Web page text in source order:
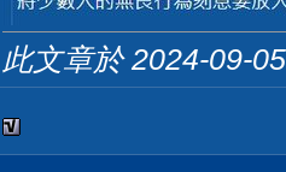
此文章於 2024-09-